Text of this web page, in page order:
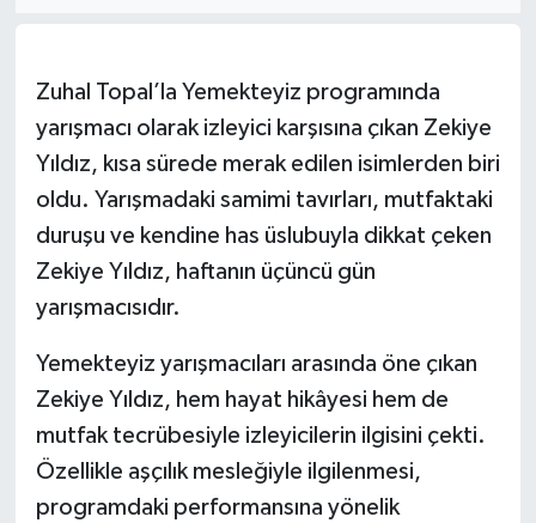
Zuhal Topal’la Yemekteyiz programında
yarışmacı olarak izleyici karşısına çıkan Zekiye
Yıldız, kısa sürede merak edilen isimlerden biri
oldu. Yarışmadaki samimi tavırları, mutfaktaki
duruşu ve kendine has üslubuyla dikkat çeken
Zekiye Yıldız, haftanın üçüncü gün
yarışmacısıdır.
Yemekteyiz yarışmacıları arasında öne çıkan
Zekiye Yıldız, hem hayat hikâyesi hem de
mutfak tecrübesiyle izleyicilerin ilgisini çekti.
Özellikle aşçılık mesleğiyle ilgilenmesi,
programdaki performansına yönelik
Daday Haberleri
Devrekani Haberleri
Doğanyurt Haberleri
Hanönü Haberleri
İhsangazi Haberleri
İnebolu Haberleri
Küre Haberleri
Merkez Haberleri